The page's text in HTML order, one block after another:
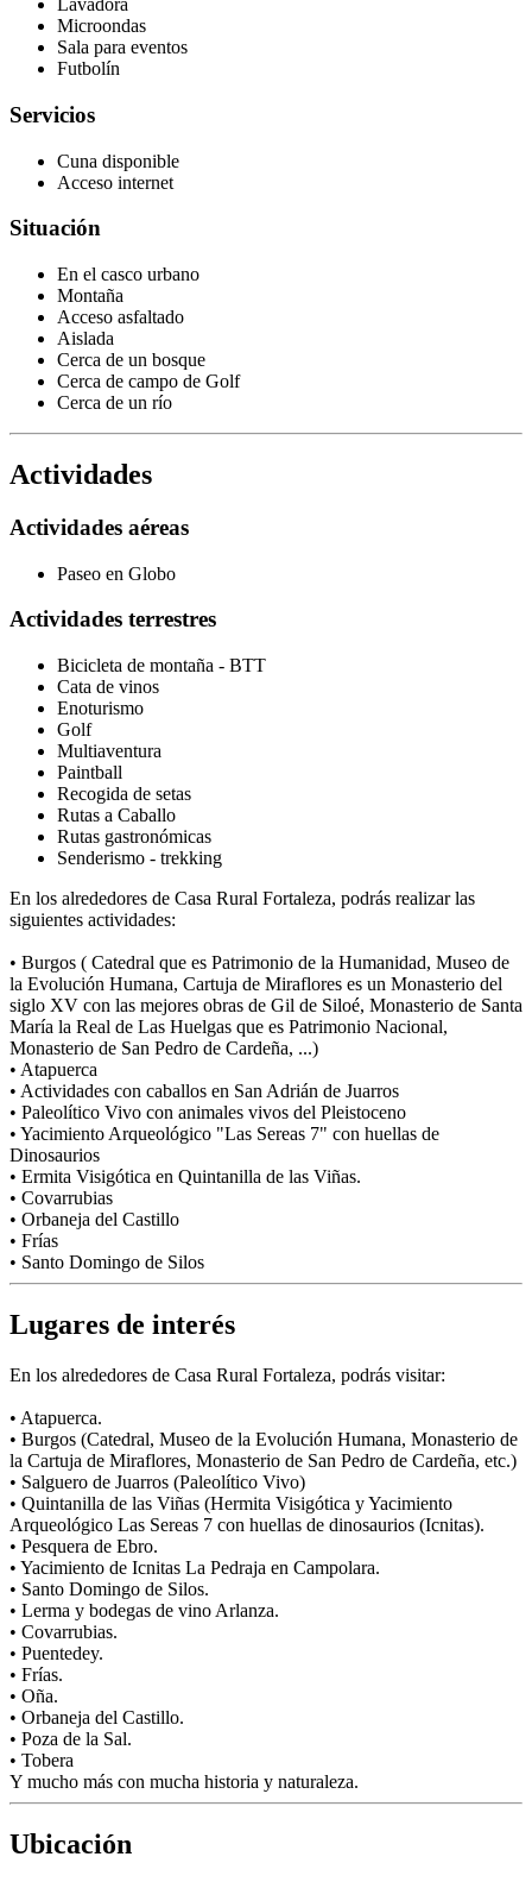
Lavadora
Microondas
Sala para eventos
Futbolín
Servicios
Cuna disponible
Acceso internet
Situación
En el casco urbano
Montaña
Acceso asfaltado
Aislada
Cerca de un bosque
Cerca de campo de Golf
Cerca de un río
Actividades
Actividades aéreas
Paseo en Globo
Actividades terrestres
Bicicleta de montaña - BTT
Cata de vinos
Enoturismo
Golf
Multiaventura
Paintball
Recogida de setas
Rutas a Caballo
Rutas gastronómicas
Senderismo - trekking
En los alrededores de Casa Rural Fortaleza, podrás realizar las
siguientes actividades:
• Burgos ( Catedral que es Patrimonio de la Humanidad, Museo de
la Evolución Humana, Cartuja de Miraflores es un Monasterio del
siglo XV con las mejores obras de Gil de Siloé, Monasterio de Santa
María la Real de Las Huelgas que es Patrimonio Nacional,
Monasterio de San Pedro de Cardeña, ...)
• Atapuerca
• Actividades con caballos en San Adrián de Juarros
• Paleolítico Vivo con animales vivos del Pleistoceno
• Yacimiento Arqueológico "Las Sereas 7" con huellas de
Dinosaurios
• Ermita Visigótica en Quintanilla de las Viñas.
• Covarrubias
• Orbaneja del Castillo
• Frías
• Santo Domingo de Silos
Lugares de interés
En los alrededores de Casa Rural Fortaleza, podrás visitar:
• Atapuerca.
• Burgos (Catedral, Museo de la Evolución Humana, Monasterio de
la Cartuja de Miraflores, Monasterio de San Pedro de Cardeña, etc.)
• Salguero de Juarros (Paleolítico Vivo)
• Quintanilla de las Viñas (Hermita Visigótica y Yacimiento
Arqueológico Las Sereas 7 con huellas de dinosaurios (Icnitas).
• Pesquera de Ebro.
• Yacimiento de Icnitas La Pedraja en Campolara.
• Santo Domingo de Silos.
• Lerma y bodegas de vino Arlanza.
• Covarrubias.
• Puentedey.
• Frías.
• Oña.
• Orbaneja del Castillo.
• Poza de la Sal.
• Tobera
Y mucho más con mucha historia y naturaleza.
Ubicación